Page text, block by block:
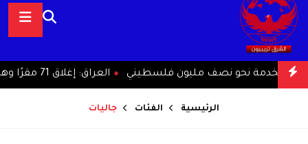
لخدمة نحو نصف مليون فلسطيني العراق: إغلاق 71 مقرًا وهميًا باسم الحشد الشعبي
الرئيسية الفئات جاليات